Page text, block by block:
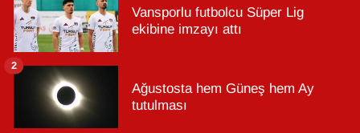
Vansporlu futbolcu Süper Lig
ekibine imzayı attı
Ağustosta hem Güneş hem Ay
tutulması
2